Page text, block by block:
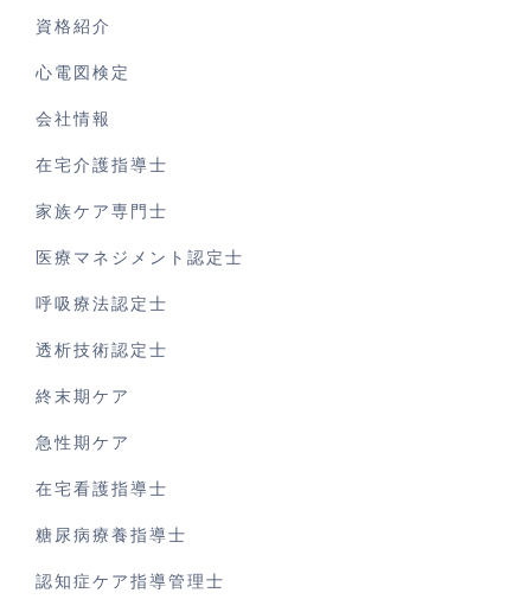
資格紹介
心電図検定
会社情報
在宅介護指導士
家族ケア専門士
医療マネジメント認定士
呼吸療法認定士
透析技術認定士
終末期ケア
急性期ケア
在宅看護指導士
糖尿病療養指導士
認知症ケア指導管理士